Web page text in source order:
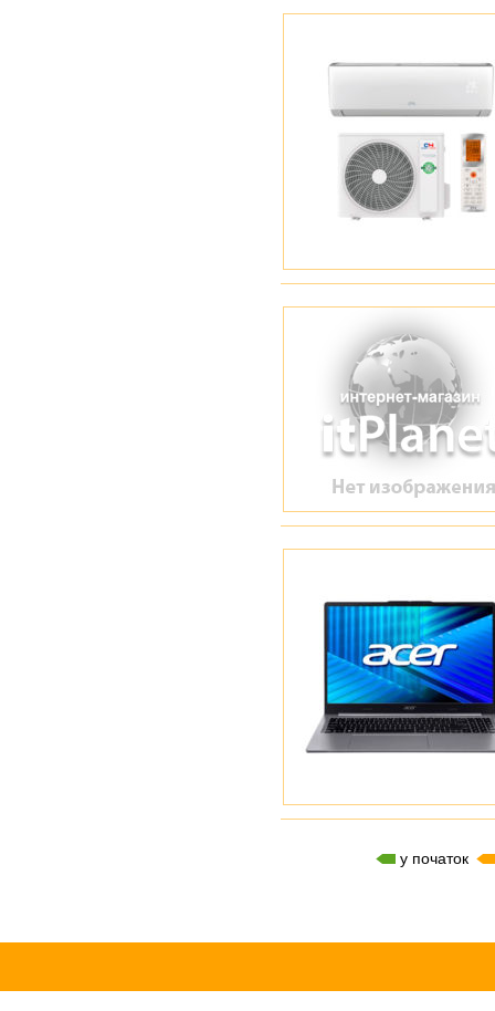
у початок